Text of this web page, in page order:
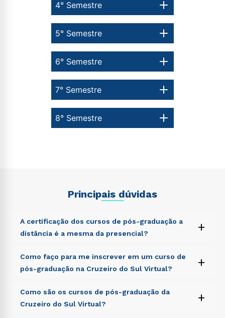
8° Semestre
7° Semestre
6° Semestre
5° Semestre
4° Semestre
Principais dúvidas
A certificação dos cursos de pós-graduação a
distância é a mesma da presencial?
+
Sed ut perspiciatis unde omnis iste natus error sit
voluptatem accusantium doloremque laudantium,
totam rem aperiam, eaque ipsa quae ab illo inventore
explicabo. Nemo enim ipsam voluptatem quia
voluptas sit aspernatur aut odit aut fugit, sed quia
Como faço para me inscrever em um curso de
pós-graduação na Cruzeiro do Sul Virtual?
+
Sed ut perspiciatis unde omnis iste natus error sit
voluptatem accusantium doloremque laudantium,
totam rem aperiam, eaque ipsa quae ab illo inventore
Como são os cursos de pós-graduação da
Cruzeiro do Sul Virtual?
+